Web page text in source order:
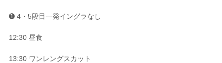
➊ 4・5段目一発イングラなし
12:30 昼食
13:30 ワンレングスカット